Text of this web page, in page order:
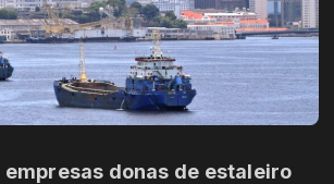
empresas donas de estaleiro